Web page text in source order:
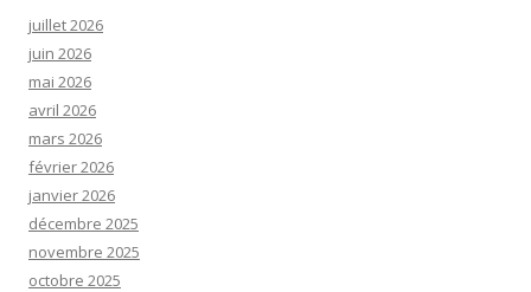
juillet 2026
juin 2026
mai 2026
avril 2026
mars 2026
février 2026
janvier 2026
décembre 2025
novembre 2025
octobre 2025